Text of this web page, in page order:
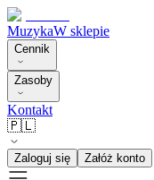
MuzykaW sklepie
Cennik
Zasoby
Kontakt
🇵🇱
Zaloguj się Załóż konto